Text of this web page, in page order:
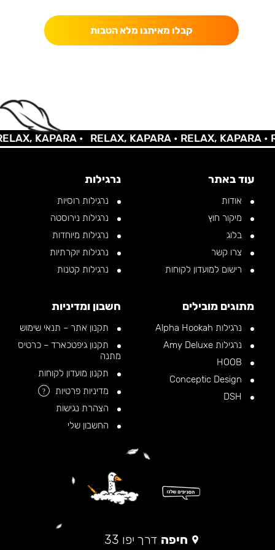
קבלו מאיתנו מלא הטבות
KAPARA • RELAX, KAPARA •RELAX, KAPARA •
עוד באתר
אודות
מיקור חוץ
בלוג
צרו קשר
רישום למועדון לקוחות
נרגילות
נרגילות רוסיות
נרגילות נירוסטה
נרגילות מיוחדות
נרגילות יוקרתיות
נרגילות קטנות
מתוגים מובילים
נרגילות Alpha Hookah
נרגילות Amy Deluxe
חשבון ומדיניות
תקנון אתר – תנאי שימוש
תקנון גיפטכארד – כרטיס
מתנה
תקנון מועדון לקוחות
מדיניות פרטיות
?
הצהרת נגישות
החשבון שלי
חיפה דרך יפו 33